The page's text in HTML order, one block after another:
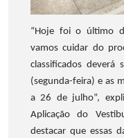
“Hoje foi o último
vamos cuidar do
classificados
(segunda-feira) e as
a 26 de julho”,
Aplicação do
destacar que essas